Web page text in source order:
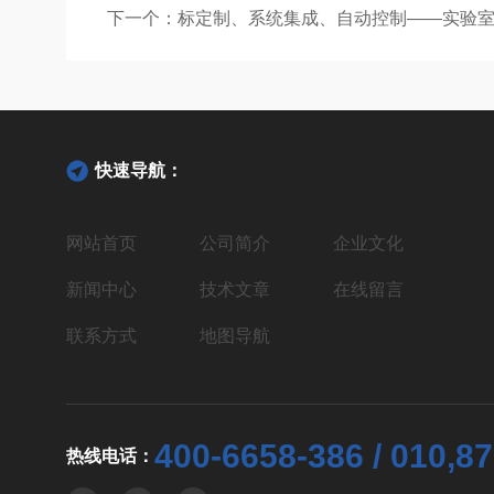
下一个： 标定制、系统集成、自动控制——实验
快速导航：
网站首页 公司简介 企业文化
新闻中心 技术文章 在线留言
联系方式 地图导航
热线电话： 400-6658-386 /